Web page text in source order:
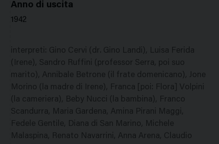
Anno di uscita
1942
interpreti: Gino Cervi (dr. Gino Landi), Luisa Ferida
(Irene), Sandro Ruffini (professor Serra, poi suo
marito), Annibale Betrone (il frate domenicano), Jone
Morino (la madre di Irene), Franca [poi: Flora] Volpini
(la cameriera), Beby Nucci (la bambina), Franco
Scandurra, Maria Gardena, Amina Pirani Maggi,
Fedele Gentile, Diana di San Marino, Michele
Malaspina, Renato Navarrini, Anna Arena, Claudio